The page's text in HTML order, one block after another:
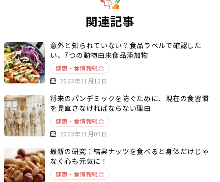
関連記事
意外と知られていない？食品ラベルで確認した
い、7つの動物由来食品添加物
健康・食情報総合
2023年11月12日
将来のパンデミックを防ぐために、現在の食習慣
を見直さなければならない理由
健康・食情報総合
2023年11月09日
最新の研究：結果ナッツを食べると身体だけじゃ
なく心も元気に！
健康・食情報総合